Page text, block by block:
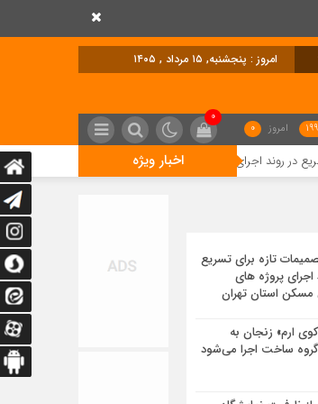
امروز : پنجشنبه, ۱۵ مرداد , ۱۴۰۵
امروز 0
0
اخبار ویژه
پروژه های حمایتی مسکن استان تهران پروژه «کوی
تازه برای تسریع
اجرای پروژه های
مسکن استان تهران
ارم» زنجان به
ساخت اجرا می‌شود